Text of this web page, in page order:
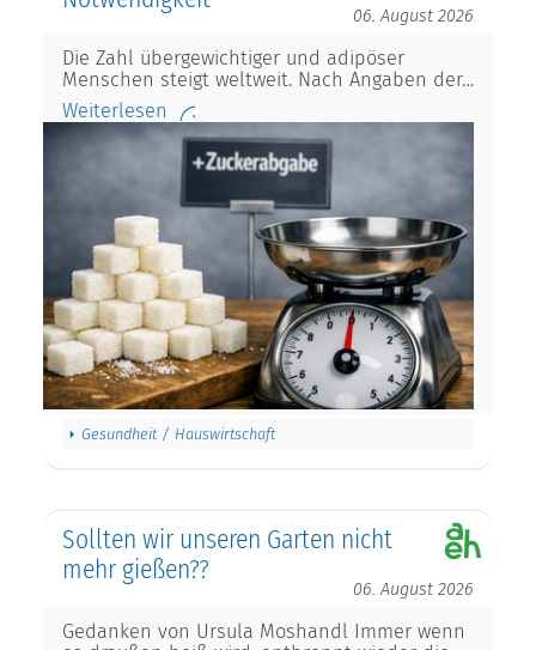
06. August 2026
Die Zahl übergewichtiger und adipöser
Menschen steigt weltweit. Nach Angaben der…
Weiterlesen
Gesundheit / Hauswirtschaft
Sollten wir unseren Garten nicht
mehr gießen??
06. August 2026
Gedanken von Ursula Moshandl Immer wenn